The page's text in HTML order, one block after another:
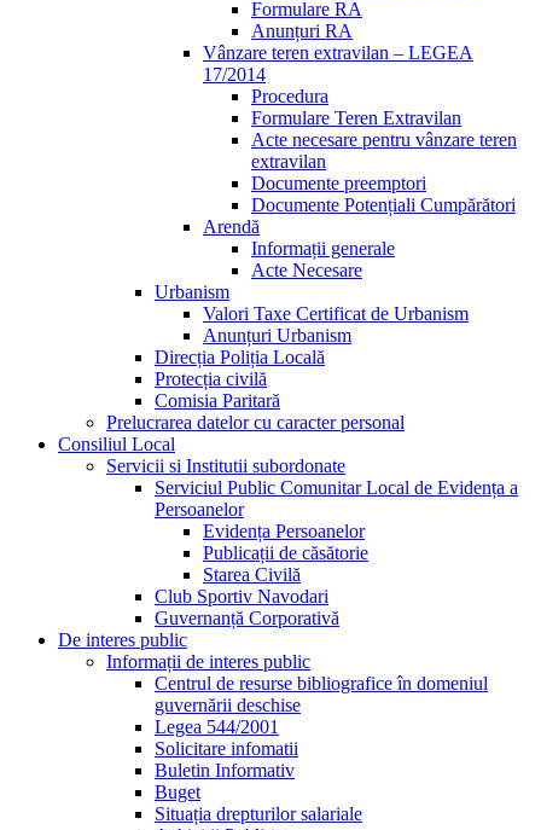
Formulare RA
Anunțuri RA
Vânzare teren extravilan – LEGEA
17/2014
Procedura
Formulare Teren Extravilan
Acte necesare pentru vânzare teren
extravilan
Documente preemptori
Documente Potențiali Cumpărători
Arendă
Informații generale
Acte Necesare
Urbanism
Valori Taxe Certificat de Urbanism
Anunțuri Urbanism
Direcția Poliția Locală
Protecția civilă
Comisia Paritară
Prelucrarea datelor cu caracter personal
Consiliul Local
Servicii si Institutii subordonate
Serviciul Public Comunitar Local de Evidența a
Persoanelor
Evidența Persoanelor
Publicații de căsătorie
Starea Civilă
Club Sportiv Navodari
Guvernanță Corporativă
De interes public
Informații de interes public
Centrul de resurse bibliografice în domeniul
guvernării deschise
Legea 544/2001
Solicitare infomatii
Buletin Informativ
Buget
Situația drepturilor salariale